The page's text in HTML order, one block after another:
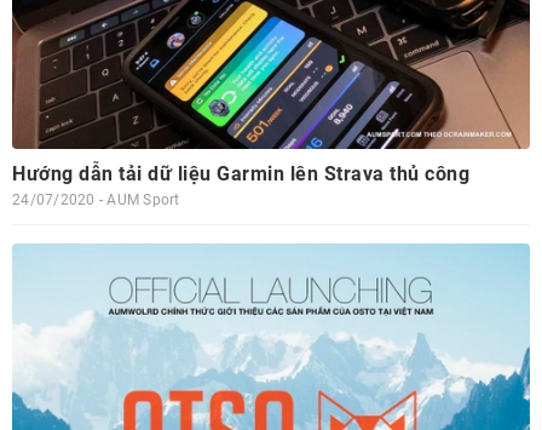
Hướng dẫn tải dữ liệu Garmin lên Strava thủ công
24/07/2020 - AUM Sport